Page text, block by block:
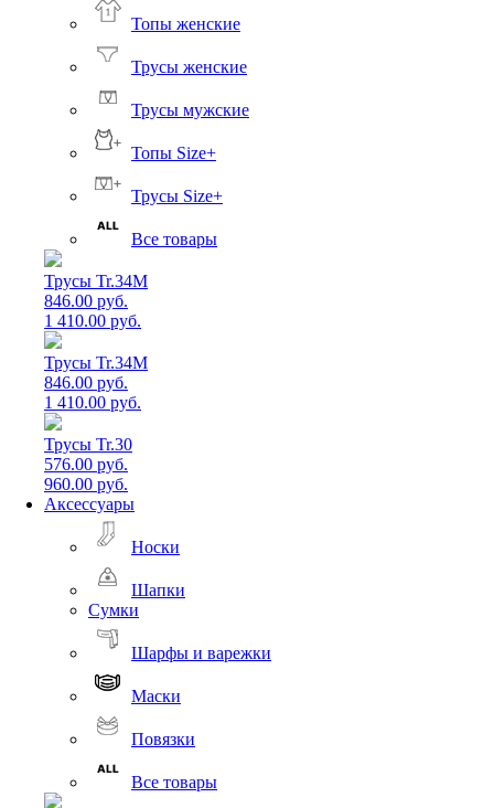
Топы женские
Трусы женские
Трусы мужские
Топы Size+
Трусы Size+
Все товары
Трусы Tr.34M
846.00 руб.
1 410.00 руб.
Трусы Tr.34M
846.00 руб.
1 410.00 руб.
Трусы Tr.30
576.00 руб.
960.00 руб.
Аксессуары
Носки
Шапки
Сумки
Шарфы и варежки
Маски
Повязки
Все товары